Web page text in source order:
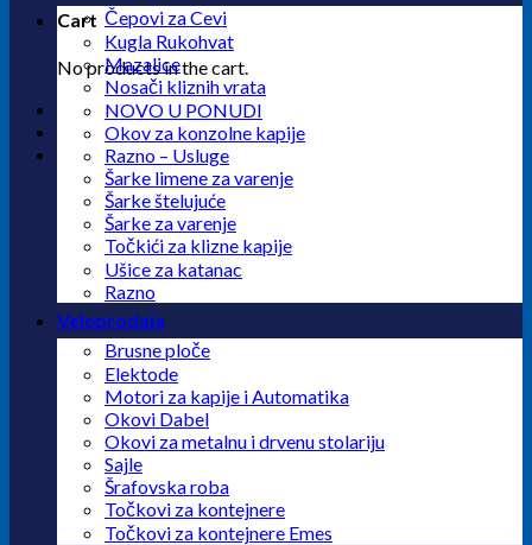
Cart
No products in the cart.
Čepovi za Cevi
Kugla Rukohvat
Mazalice
Nosači kliznih vrata
NOVO U PONUDI
Okov za konzolne kapije
Razno – Usluge
Šarke limene za varenje
Šarke štelujuće
Šarke za varenje
Točkići za klizne kapije
Ušice za katanac
Razno
Veleprodaja
Brusne ploče
Elektode
Motori za kapije i Automatika
Okovi Dabel
Okovi za metalnu i drvenu stolariju
Sajle
Šrafovska roba
Točkovi za kontejnere
Točkovi za kontejnere Emes